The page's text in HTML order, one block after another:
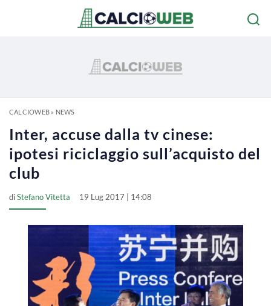
CALCIOWEB» NEWS
Inter, accuse dalla tv cinese:
ipotesi riciclaggio sull’acquisto del
club
diStefano Vitetta 19 Lug 2017 | 14:08